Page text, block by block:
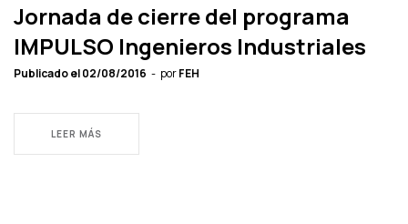
Jornada de cierre del programa
IMPULSO Ingenieros Industriales
Publicado el02/08/2016 porFEH
LEER MÁS